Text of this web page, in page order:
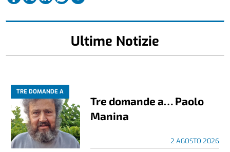
Ultime Notizie
TRE DOMANDE A
Tre domande a… Paolo
Manina
2 AGOSTO 2026